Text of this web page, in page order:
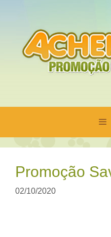
conteúdo
Promoção
02/10/2020